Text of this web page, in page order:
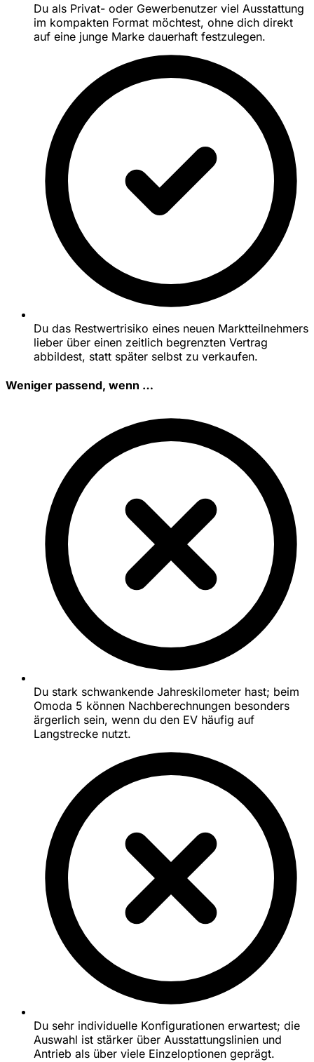
Du als Privat- oder Gewerbenutzer viel Ausstattung
im kompakten Format möchtest, ohne dich direkt
auf eine junge Marke dauerhaft festzulegen.
Du das Restwertrisiko eines neuen Marktteilnehmers
lieber über einen zeitlich begrenzten Vertrag
abbildest, statt später selbst zu verkaufen.
Weniger passend, wenn …
Du stark schwankende Jahreskilometer hast; beim
Omoda 5 können Nachberechnungen besonders
ärgerlich sein, wenn du den EV häufig auf
Langstrecke nutzt.
Du sehr individuelle Konfigurationen erwartest; die
Auswahl ist stärker über Ausstattungslinien und
Antrieb als über viele Einzeloptionen geprägt.